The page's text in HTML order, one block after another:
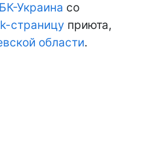
Украина со
страницу приюта,
области.